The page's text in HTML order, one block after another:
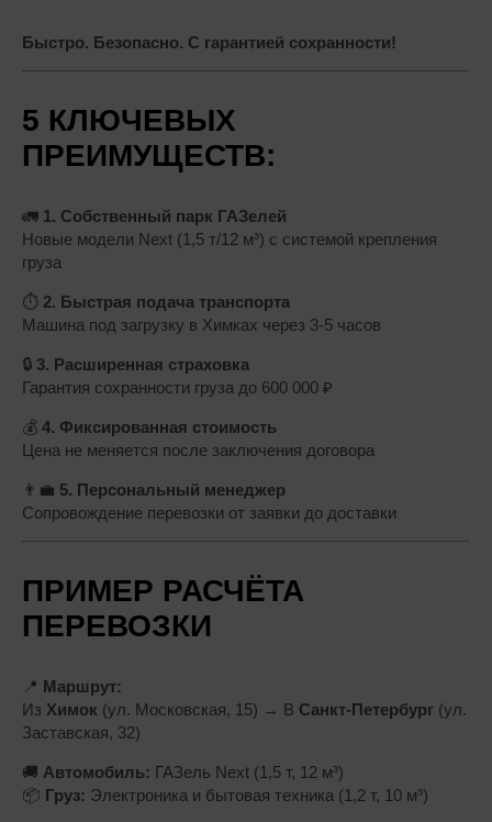
Быстро. Безопасно. С гарантией сохранности!
5 КЛЮЧЕВЫХ
ПРЕИМУЩЕСТВ:
🚛 1. Собственный парк ГАЗелей
Новые модели Next (1,5 т/12 м³) с системой крепления
груза
⏱ 2. Быстрая подача транспорта
Машина под загрузку в Химках через 3-5 часов
🔒 3. Расширенная страховка
Гарантия сохранности груза до 600 000 ₽
💰 4. Фиксированная стоимость
Цена не меняется после заключения договора
👨‍💼 5. Персональный менеджер
Сопровождение перевозки от заявки до доставки
ПРИМЕР РАСЧЁТА
ПЕРЕВОЗКИ
📍 Маршрут:
Из Химок (ул. Московская, 15) → В Санкт-Петербург (ул.
Заставская, 32)
🚚 Автомобиль: ГАЗель Next (1,5 т, 12 м³)
📦 Груз: Электроника и бытовая техника (1,2 т, 10 м³)